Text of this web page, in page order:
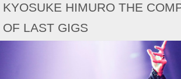
KYOSUKE HIMURO THE
OF LAST GIGS